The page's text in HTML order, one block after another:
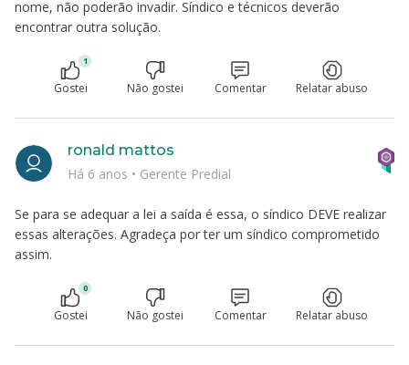
nome, não poderão invadir. Síndico e técnicos deverão
encontrar outra solução.
1
Gostei Não gostei Comentar Relatar abuso
Se para se adequar a lei a saída é essa, o síndico DEVE realizar
essas alterações. Agradeça por ter um síndico comprometido
assim.
ronald mattos
Há 6 anos • Gerente Predial
0
Gostei Não gostei Comentar Relatar abuso